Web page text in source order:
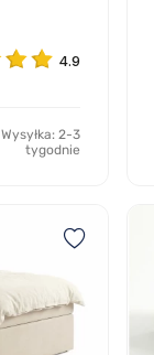
4.9
Wysyłka: 2-3
tygodnie